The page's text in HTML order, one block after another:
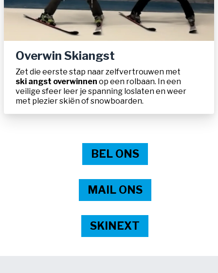
Overwin Skiangst
Zet die eerste stap naar zelfvertrouwen met
ski angst overwinnen op een rolbaan. In een
veilige sfeer leer je spanning loslaten en weer
met plezier skiën of snowboarden.
BEL ONS
MAIL ONS
SKINEXT